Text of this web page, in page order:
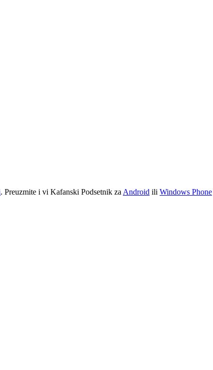
. Preuzmite i vi Kafanski Podsetnik za Android ili Windows Phone